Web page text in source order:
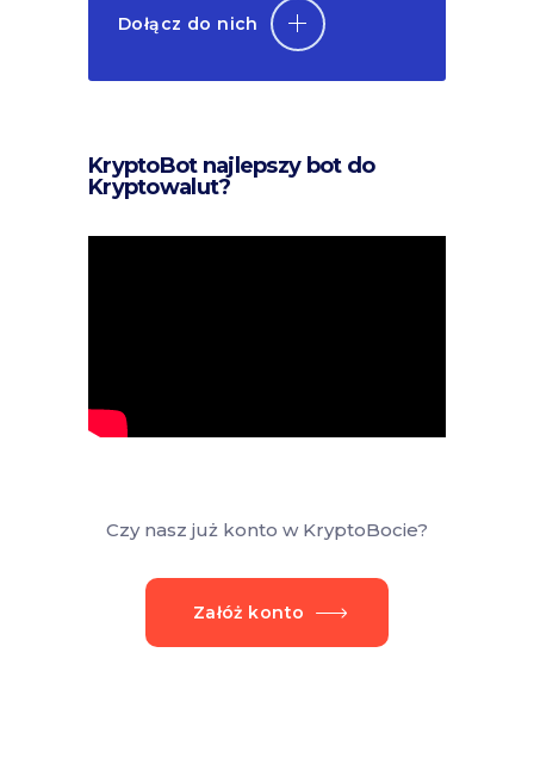
Dołącz do nich
KryptoBot najlepszy bot do
Kryptowalut?
Czy nasz już konto w KryptoBocie?
Załóż konto